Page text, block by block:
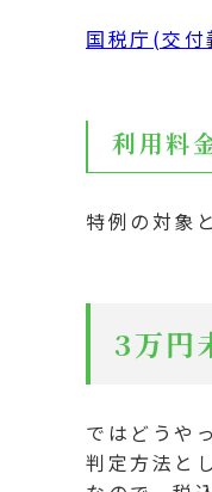
国税庁(交
利用料
特例の対象
3万円
ではどうや
判定方法と